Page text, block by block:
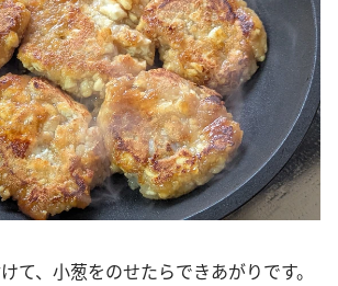
、小葱をのせたらできあがりです。